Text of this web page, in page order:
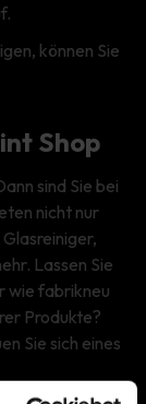
können Sie
Shop
sind Sie bei
nicht nur
Lassen Sie
wie fabrikneu
Produkte?
Sie sich eines